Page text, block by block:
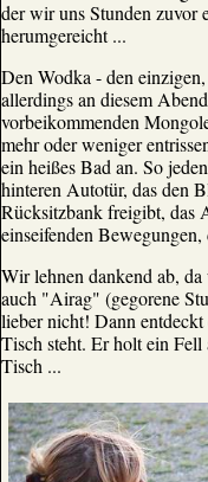
der wir uns Stunden zuvor
herumgereicht ...
Den Wodka - den
allerdings an diesem
vorbeikommenden
mehr oder weniger
ein heißes Bad an. So
hinteren Autotür, das den
Rücksitzbank freigibt, das
einseifenden Bewegungen,
Wir lehnen dankend ab,
auch "Airag" (gegorene
lieber nicht! Dann
Tisch steht. Er holt ein
Tisch ...